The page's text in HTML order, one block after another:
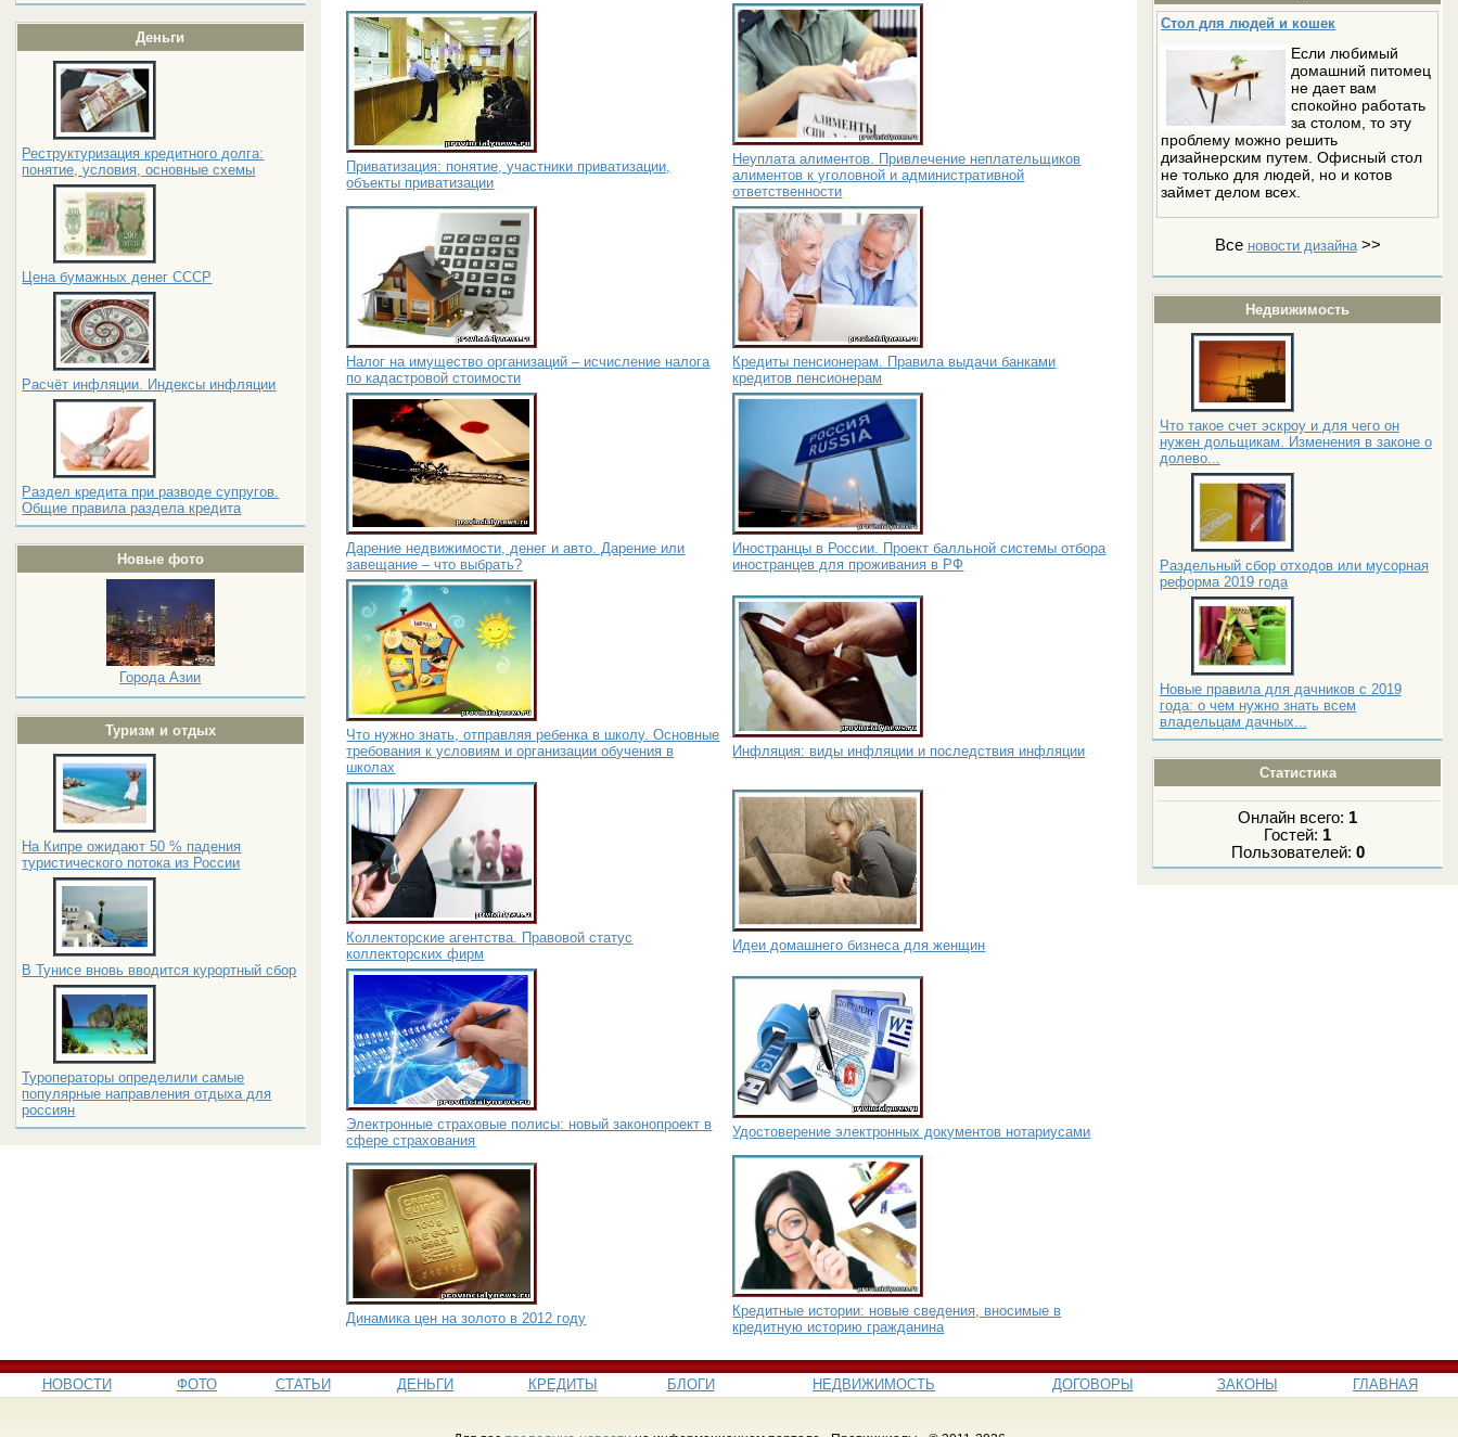
Деньги
Реструктуризация кредитного долга:
понятие, условия, основные схемы
Цена бумажных денег СССР
Расчёт инфляции. Индексы инфляции
Раздел кредита при разводе супругов.
Общие правила раздела кредита
Новые фото
Города Азии
Туризм и отдых
На Кипре ожидают 50 % падения
туристического потока из России
В Тунисе вновь вводится курортный сбор
Туроператоры определили самые
популярные направления отдыха для
россиян
Стол для людей и кошек
Если любимый
домашний питомец
не дает вам
спокойно работать
за столом, то эту
проблему можно решить
дизайнерским путем. Офисный стол
не только для людей, но и котов
займет делом всех.
Все новости дизайна>>
Недвижимость
Что такое счет эскроу и для чего он
нужен дольщикам. Изменения в законе о
долево...
Раздельный сбор отходов или мусорная
реформа 2019 года
Новые правила для дачников с 2019
года: о чем нужно знать всем
владельцам дачных...
Статистика
Онлайн всего: 1
Гостей: 1
Пользователей: 0
Приватизация: понятие, участники приватизации,
объекты приватизации
Неуплата алиментов. Привлечение неплательщиков
алиментов к уголовной и административной
ответственности
Налог на имущество организаций – исчисление налога
по кадастровой стоимости
Кредиты пенсионерам. Правила выдачи банками
кредитов пенсионерам
Дарение недвижимости, денег и авто. Дарение или
завещание – что выбрать?
Иностранцы в России. Проект балльной системы отбора
иностранцев для проживания в РФ
Что нужно знать, отправляя ребенка в школу. Основные
требования к условиям и организации обучения в
школах
Инфляция: виды инфляции и последствия инфляции
Коллекторские агентства. Правовой статус
коллекторских фирм
Идеи домашнего бизнеса для женщин
Электронные страховые полисы: новый законопроект в
сфере страхования
Удостоверение электронных документов нотариусами
Динамика цен на золото в 2012 году
Кредитные истории: новые сведения, вносимые в
кредитную историю гражданина
НОВОСТИ ФОТО СТАТЬИ ДЕНЬГИ КРЕДИТЫ БЛОГИ НЕДВИЖИМОСТЬ ДОГОВОРЫ ЗАКОНЫ ГЛАВНАЯ